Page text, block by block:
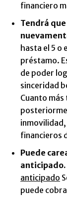
financiero
Tendrá
hasta el 5 o
préstamo.
de poder
sinceridad
Cuanto
financieros
Puede
anticipado.
anticipado
puede